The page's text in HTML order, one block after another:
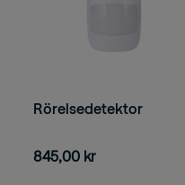
Rörelsedetektor
845,00 kr